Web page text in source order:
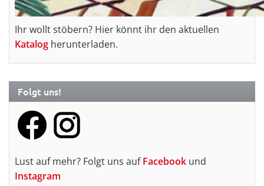
Ihr wollt stöbern? Hier könnt ihr den aktuellen
Katalog herunterladen.
Folgt uns!
Lust auf mehr? Folgt uns aufFacebook und
Instagram